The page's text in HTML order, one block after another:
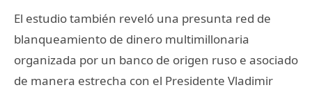
El estudio también reveló una presunta red de
blanqueamiento de dinero multimillonaria
organizada por un banco de origen ruso e asociado
de manera estrecha con el Presidente Vladimir